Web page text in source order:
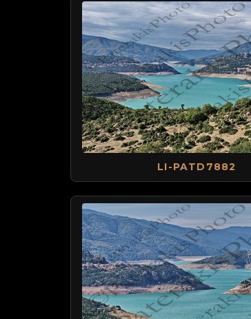
LI-PATD7882